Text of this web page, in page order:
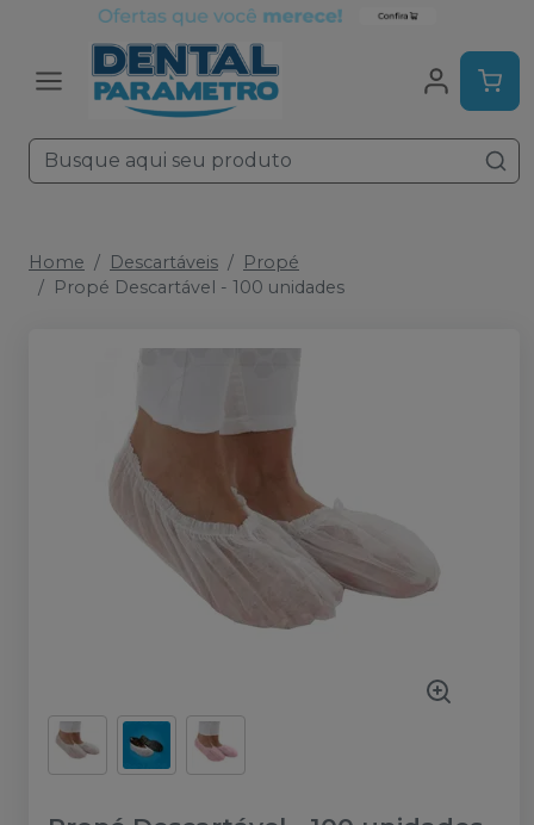
Home Descartáveis
Propé
Propé Descartável - 100 unidades